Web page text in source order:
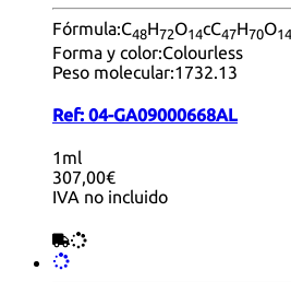
Fórmula:C48H72O14cC47H70O14
Forma y color:Colourless
Peso molecular:1732.13
Ref: 04-GA09000668AL
1ml
307,00€
IVA no incluido